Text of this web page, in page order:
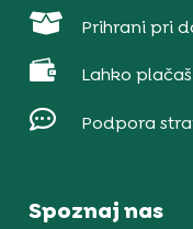
 Prihrani pri
 Lahko
 Podpora
Spoznaj nas